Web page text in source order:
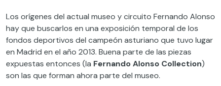
Los orígenes del actual museo y circuito Fernando Alonso
hay que buscarlos en una exposición temporal de los
fondos deportivos del campeón asturiano que tuvo lugar
en Madrid en el año 2013. Buena parte de las piezas
expuestas entonces (la Fernando Alonso Collection)
son las que forman ahora parte del museo.